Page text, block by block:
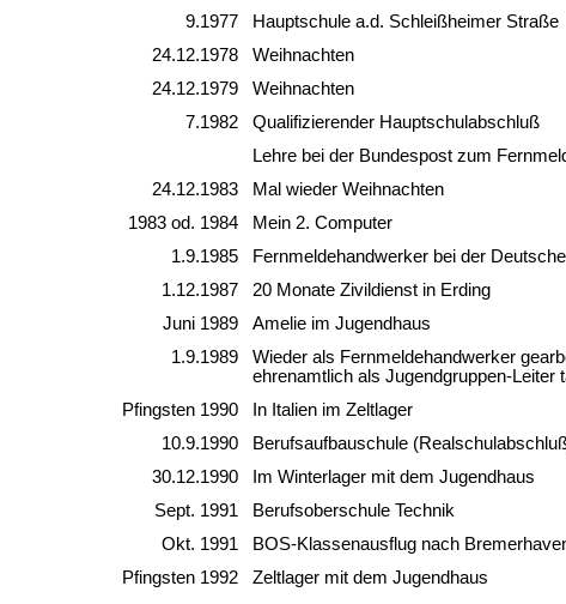
9.1977
Hauptschule a.d. Schleißheimer Straße
24.12.1978
Weihnachten
24.12.1979
Weihnachten
7.1982
Qualifizierender Hauptschulabschluß
Lehre bei der Bundespost zum
24.12.1983
Mal wieder Weihnachten
1983 od. 1984
Mein 2. Computer
1.9.1985
Fernmeldehandwerker bei der
1.12.1987
20 Monate Zivildienst in Erding
Juni 1989
Amelie im Jugendhaus
1.9.1989
Wieder als Fernmeldehandwerker
ehrenamtlich als Jugendgruppen-Leiter
Pfingsten 1990
In Italien im Zeltlager
10.9.1990
Berufsaufbauschule
30.12.1990
Im Winterlager mit dem Jugendhaus
Sept. 1991
Berufsoberschule Technik
Okt. 1991
BOS-Klassenausflug nach
Pfingsten 1992
Zeltlager mit dem Jugendhaus